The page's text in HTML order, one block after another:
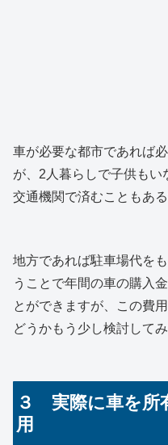
車が必要な都市であれば
が、2人暮らしで子供も
交通機関で済むこともある
地方であれば駐車場代を
うことで年間の車の購入
とができますが、この費
どうかもう少し検討して
３ 実際に車を所
用